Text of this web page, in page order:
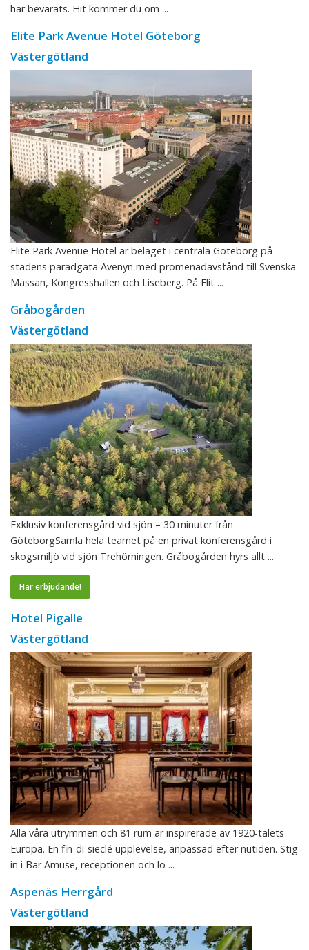
har bevarats. Hit kommer du om ...
Elite Park Avenue Hotel Göteborg
Västergötland
Elite Park Avenue Hotel är beläget i centrala Göteborg på
stadens paradgata Avenyn med promenadavstånd till Svenska
Mässan, Kongresshallen och Liseberg. På Elit ...
Gråbogården
Västergötland
Exklusiv konferensgård vid sjön – 30 minuter från
GöteborgSamla hela teamet på en privat konferensgård i
skogsmiljö vid sjön Trehörningen. Gråbogården hyrs allt ...
Har erbjudande!
Hotel Pigalle
Västergötland
Alla våra utrymmen och 81 rum är inspirerade av 1920-talets
Europa. En fin-di-sieclé upplevelse, anpassad efter nutiden. Stig
in i Bar Amuse, receptionen och lo ...
Aspenäs Herrgård
Västergötland